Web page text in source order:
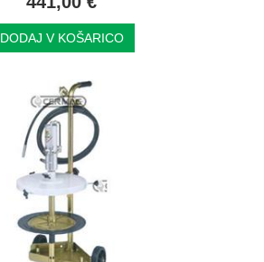
DODAJ V KOŠARICO